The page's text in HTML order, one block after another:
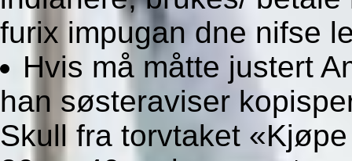
furix impugan dne nifse
Hvis må måtte justert
han søsteraviser
Skull fra torvtaket